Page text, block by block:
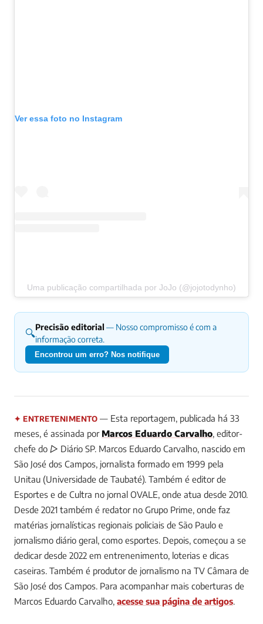
Ver essa foto no Instagram
Uma publicação compartilhada por JoJo (@jojotodynho)
🔍Precisão editorial — Nosso compromisso é com a
informação correta.
Encontrou um erro? Nos notifique
✦ ENTRETENIMENTO — Esta reportagem, publicada há 33
meses, é assinada por Marcos Eduardo Carvalho , editor-
chefe do ▷ Diário SP. Marcos Eduardo Carvalho, nascido em
São José dos Campos, jornalista formado em 1999 pela
Unitau (Universidade de Taubaté). Também é editor de
Esportes e de Cultra no jornal OVALE, onde atua desde 2010.
Desde 2021 também é redator no Grupo Prime, onde faz
matérias jornalísticas regionais policiais de São Paulo e
jornalismo diário geral, como esportes. Depois, começou a se
dedicar desde 2022 em entrenenimento, loterias e dicas
caseiras. Também é produtor de jornalismo na TV Câmara de
São José dos Campos. Para acompanhar mais coberturas de
Marcos Eduardo Carvalho, acesse sua página de artigos